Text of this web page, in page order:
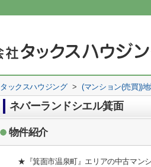
タックスハウジング > (マンション(売買))
ネバーランドシエル箕面
物件紹介
★『箕面市温泉町』エリアの中古マン